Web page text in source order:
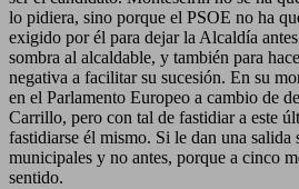
lo pidiera, sino porque el PSOE no ha
exigido por él para dejar la Alcaldía
sombra al alcaldable, y también para
negativa a facilitar su sucesión. En su
en el Parlamento Europeo a cambio de
Carrillo, pero con tal de fastidiar a este
fastidiarse él mismo. Si le dan una salida
municipales y no antes, porque a cinco
sentido.